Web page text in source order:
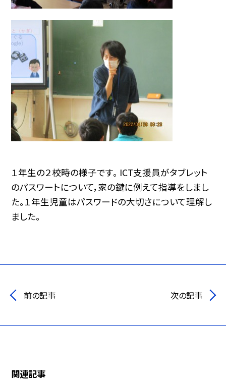
１年生の２校時の様子です。 ICT支援員がタブレット
のパスワートについて，家の鍵に例えて指導をしまし
た。１年生児童はパスワードの大切さについて理解し
ました。
前の記事 次の記事
関連記事